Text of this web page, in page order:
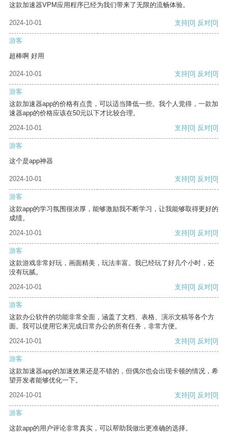
这款加速器VPM应用程序已经为我们带来了无限的流畅体验。
2024-10-01 支持[0] 反对[0]
游客
超棒啊 好用
2024-10-01 支持[0] 反对[0]
游客
这款加速器app的价格有点贵，可以适当降低一些。我个人觉得，一款加
速器app的价格应该在50元以下才比较合理。
2024-10-01
支持[0] 反对[0]
游客
这个是app神器
2024-10-01 支持[0] 反对[0]
游客
这款app的学习氛围很浓厚，能够激励我不断学习，让我能够取得更好的
成绩。
2024-10-01
支持[0] 反对[0]
游客
这款游戏非常好玩，画面精美，玩法丰富。我已经玩了好几个小时，还
没有玩腻。
2024-10-01
支持[0] 反对[0]
游客
这款办公软件的功能非常全面，涵盖了文档、表格、演示文稿等各个方
面。我可以使用它来完成日常办公的所有任务，非常方便。
2024-10-01
支持[0] 反对[0]
游客
这款加速器app的加速效果还是不错的，但偶尔也会出现卡顿的情况，希
望开发者能够优化一下。
2024-10-01
支持[0] 反对[0]
游客
这款app的用户评论非常真实，可以帮助我做出更准确的选择。